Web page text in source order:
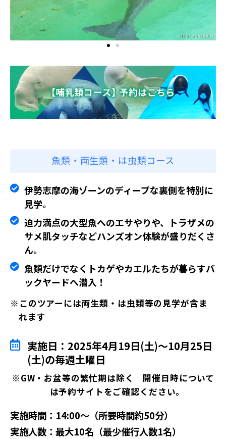
魚類・両生類・は虫類コース
伊勢志摩の海ゾーンのディープな裏側を特別に
見学。
迫力満点の大型魚へのエサやりや、トラザメの
サメ肌タッチなどハンズオン体験が盛りだくさ
ん。
魚類だけでなくトカゲやカエルたちが暮らすバ
ックヤードへ潜入！
※このツアーには両生類・は虫類等の見学が含ま
れます
実施日：2025年4月19日(土)～10月25日
(土)の毎週土曜日
※GW・お盆等の繁忙期は除く 開催日時について
は予約サイトをご確認ください。
実施時間：14:00～（所要時間約50分）
実施人数：最大10名（最少催行人数1名）